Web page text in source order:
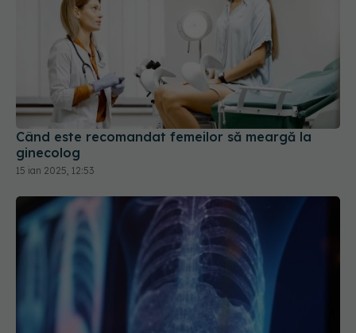
Când este recomandat femeilor să meargă la
ginecolog
15 ian 2025, 12:53